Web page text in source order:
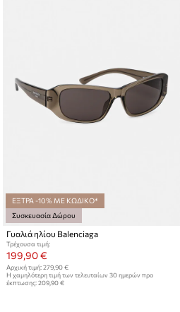
ΕΞΤΡΑ -10% ΜΕ ΚΩΔΙΚΟ*
Συσκευασία Δώρου
Γυαλιά ηλίου Balenciaga
Τρέχουσα τιμή:
199,90 €
Αρχική τιμή: 279,90 €
Η χαμηλότερη τιμή των τελευταίων 30 ημερών προ
έκπτωσης: 209,90 €